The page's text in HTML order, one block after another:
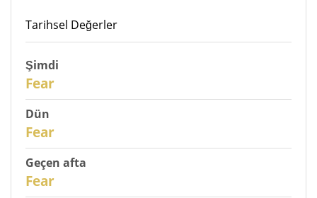
Tarihsel Değerler
Şimdi
Fear
Dün
Fear
Geçen afta
Fear